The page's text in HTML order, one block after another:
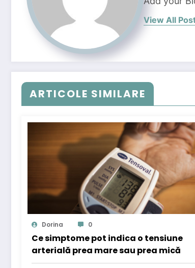
View All
ARTICOLE SIMILARE
Dorina 0
Ce simptome pot indica o tensiune
arterială prea mare sau prea mică